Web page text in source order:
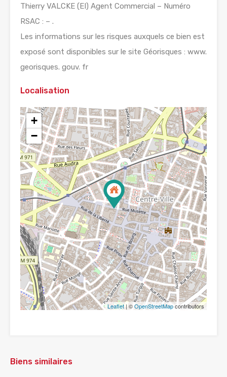
Thierry VALCKE (EI) Agent Commercial – Numéro
RSAC : – .
Les informations sur les risques auxquels ce bien est
exposé sont disponibles sur le site Géorisques : www.
georisques. gouv. fr
Localisation
+
−
Leaflet | ©OpenStreetMapcontributors
Biens similaires